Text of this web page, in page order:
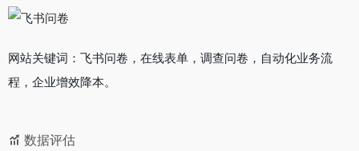
网站关键词：飞书问卷，在线表单，调查问卷，自动化业务流
程，企业增效降本。
数据评估